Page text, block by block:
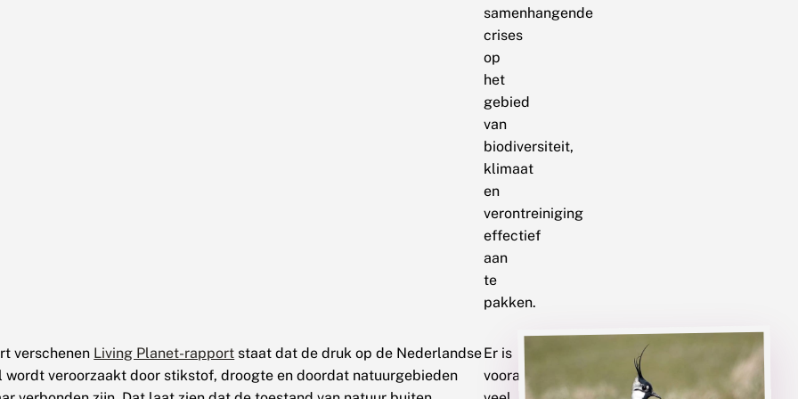
samenhangende
crises
op
het
gebied
van
biodiversiteit,
klimaat
en
verontreiniging
effectief
aan
te
pakken.
verschenen Living Planet-rapport staat dat de druk op de Nederlandse
wordt veroorzaakt door stikstof, droogte en doordat natuurgebieden
Er is
vooral